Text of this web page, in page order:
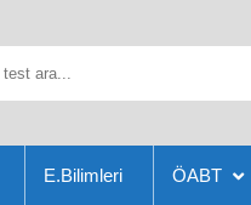
E.Bilimleri ÖABT